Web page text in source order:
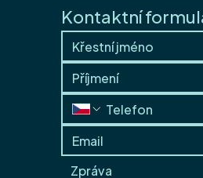
IF System Vás zve na punč
Kontaktní